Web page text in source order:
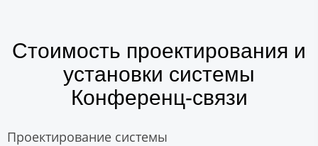
Стоимость проектирования и
установки системы
Конференц-связи
Проектирование системы